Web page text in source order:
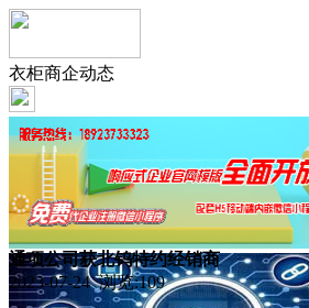
衣柜商企动态
通项公司获北钨特约经销商
2023-07-24 浏览:109